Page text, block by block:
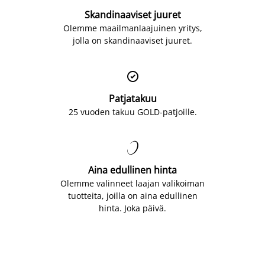
Skandinaaviset juuret
Olemme maailmanlaajuinen yritys,
jolla on skandinaaviset juuret.

Patjatakuu
25 vuoden takuu GOLD-patjoille.

Aina edullinen hinta
Olemme valinneet laajan valikoiman
tuotteita, joilla on aina edullinen
hinta. Joka päivä.